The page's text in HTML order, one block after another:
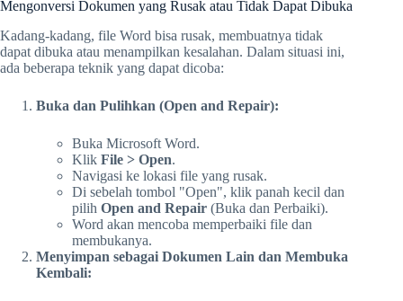
Mengonversi Dokumen yang Rusak atau Tidak Dapat Dibuka
Kadang-kadang, file Word bisa rusak, membuatnya tidak
dapat dibuka atau menampilkan kesalahan. Dalam situasi ini,
ada beberapa teknik yang dapat dicoba:
Buka dan Pulihkan (Open and Repair):
Buka Microsoft Word.
Klik File > Open.
Navigasi ke lokasi file yang rusak.
Di sebelah tombol "Open", klik panah kecil dan
pilih Open and Repair (Buka dan Perbaiki).
Word akan mencoba memperbaiki file dan
membukanya.
Menyimpan sebagai Dokumen Lain dan Membuka
Kembali: